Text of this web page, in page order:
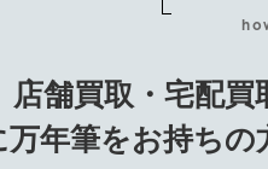
店舗買取・宅配買
万年筆をお持ちの